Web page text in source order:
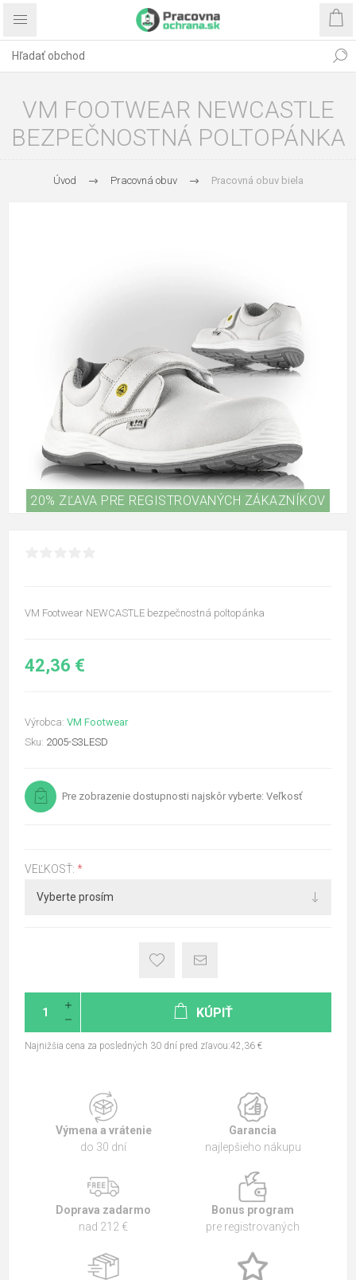
VM FOOTWEAR NEWCASTLE
BEZPEČNOSTNÁ POLTOPÁNKA
Úvod Pracovná obuv Pracovná obuv biela
20% ZĽAVA PRE REGISTROVANÝCH ZÁKAZNÍKOV
VM Footwear NEWCASTLE bezpečnostná poltopánka
42,36 €
Výrobca: VM Footwear
Sku: 2005-S3LESD
Pre zobrazenie dostupnosti najskôr vyberte: Veľkosť
VEĽKOSŤ: *
KÚPIŤ
Najnižšia cena za posledných 30 dní pred zľavou:42,36 €
Výmena a vrátenie
do 30 dní
Garancia
najlepšieho nákupu
Doprava zadarmo
nad 212 €
Bonus program
pre registrovaných